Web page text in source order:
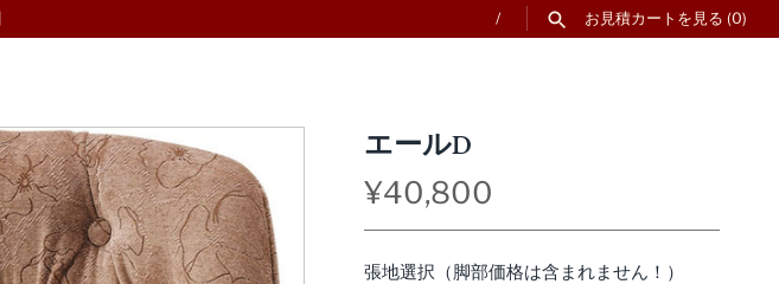
/ お見積カートを見る (0)
エールD
¥40,800
張地選択（脚部価格は含まれません！）